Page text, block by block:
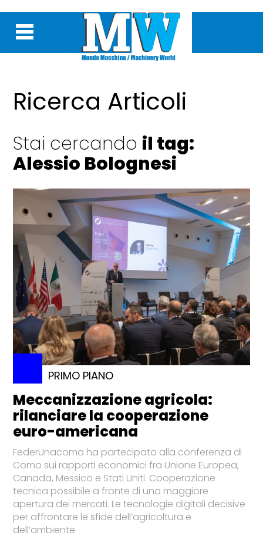
Ricerca Articoli
Stai cercando il tag:
Alessio Bolognesi
PRIMO PIANO
Meccanizzazione agricola:
rilanciare la cooperazione
euro-americana
FederUnacoma ha partecipato alla conferenza di
Como sui rapporti economici fra Unione Europea,
Canada, Messico e Stati Uniti. Cooperazione
tecnica possibile a fronte di una maggiore
apertura dei mercati. Le tecnologie digitali decisive
per affrontare le sfide dell’agricoltura e
dell’ambiente